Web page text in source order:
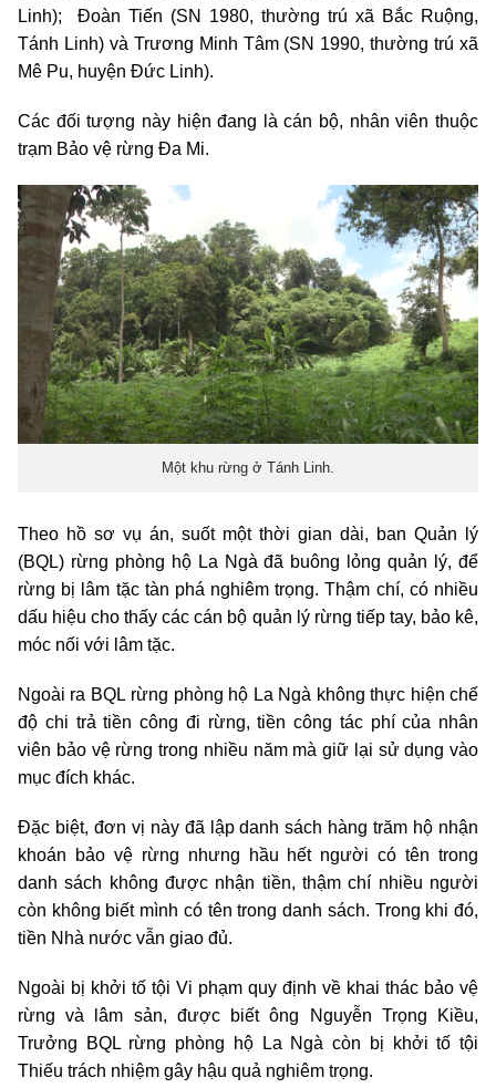
Linh); Đoàn Tiến (SN 1980, thường trú xã Bắc Ruộng,
Tánh Linh) và Trương Minh Tâm (SN 1990, thường trú xã
Mê Pu, huyện Đức Linh).
Các đối tượng này hiện đang là cán bộ, nhân viên thuộc
trạm Bảo vệ rừng Đa Mi.
Một khu rừng ở Tánh Linh.
Theo hồ sơ vụ án, suốt một thời gian dài, ban Quản lý
(BQL) rừng phòng hộ La Ngà đã buông lỏng quản lý, để
rừng bị lâm tặc tàn phá nghiêm trọng. Thậm chí, có nhiều
dấu hiệu cho thấy các cán bộ quản lý rừng tiếp tay, bảo kê,
móc nối với lâm tặc.
Ngoài ra BQL rừng phòng hộ La Ngà không thực hiện chế
độ chi trả tiền công đi rừng, tiền công tác phí của nhân
viên bảo vệ rừng trong nhiều năm mà giữ lại sử dụng vào
mục đích khác.
Đặc biệt, đơn vị này đã lập danh sách hàng trăm hộ nhận
khoán bảo vệ rừng nhưng hầu hết người có tên trong
danh sách không được nhận tiền, thậm chí nhiều người
còn không biết mình có tên trong danh sách. Trong khi đó,
tiền Nhà nước vẫn giao đủ.
Ngoài bị khởi tố tội Vi phạm quy định về khai thác bảo vệ
rừng và lâm sản, được biết ông Nguyễn Trọng Kiều,
Trưởng BQL rừng phòng hộ La Ngà còn bị khởi tố tội
Thiếu trách nhiệm gây hậu quả nghiêm trọng.